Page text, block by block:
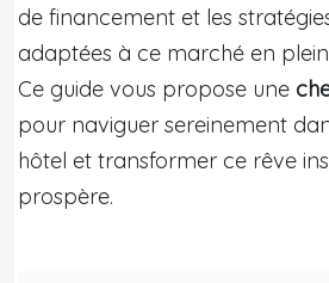
de financement et les
adaptées à ce marché en plein
Ce guide vous propose une
pour naviguer sereinement
hôtel et transformer ce rêve
prospère.